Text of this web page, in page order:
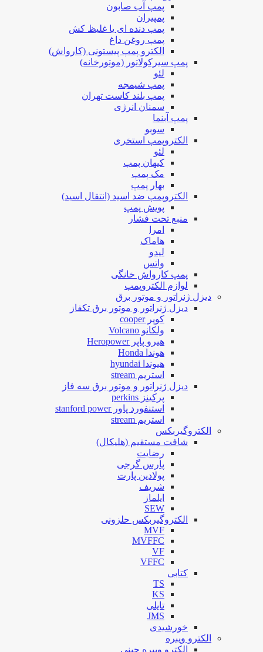
پمپ آب صابون
پمپیران
پمپ دنده ای یا غلیظ کش
پمپ روغن داغ
الکترو پمپ پیستونی (کارواش)
پمپ سیرکولاتور (موتورخانه)
لئو
پمپ شیمجه
پمپ بلند کاست تهران
سمنان انرژی
پمپ آبنما
سوبو
الکتروپمپ استخری
لئو
کیهان پمپ
مک پمپ
بهار پمپ
الکتروپمپ ضد اسید (انتقال اسید)
پویش پمپ
منبع تحت فشار
امرا
هاماک
لیدو
واتس
پمپ کارواش خانگی
لوازم الکتروپمپ
دیزل ژنراتور و موتور برق
دیزل ژنراتور و موتور برق تکفاز
کوپر cooper
ولکانو Volcano
هیرو پاپر Heropower
هوندا Honda
هیوندا hyundai
استریم stream
دیزل ژنراتور و موتور برق سه فاز
پرکینز perkins
استنفورد پاور stanford power
استریم stream
الکتروگیربکس
شافت مستقیم (هلیکال)
رضایت
پارس گرجی
پولادین پارت
شریف
ایلماز
SEW
الکتروگیربکس حلزونی
MVF
MVFFC
VF
VFFC
کتابی
TS
KS
تایلی
JMS
خورشیدی
الکترو ویبره
الکترو ویبره چینی